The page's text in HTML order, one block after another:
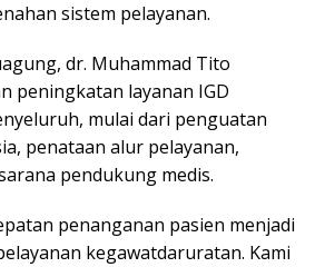
sistem pelayanan.
dr. Muhammad Tito
peningkatan layanan IGD
mulai dari penguatan
penataan alur pelayanan,
pendukung medis.
penanganan pasien menjadi
kegawatdaruratan. Kami